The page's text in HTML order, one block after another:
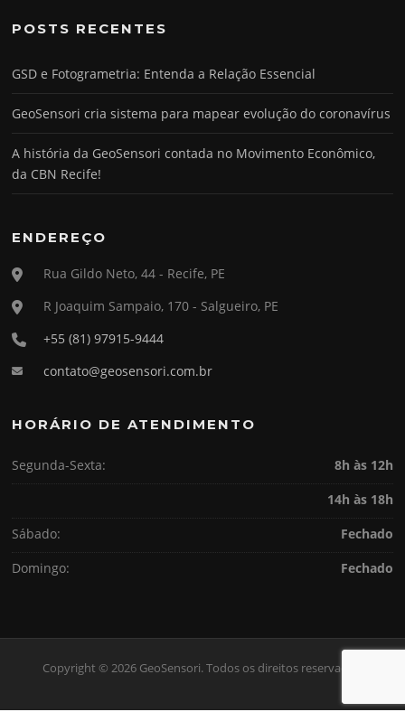
POSTS RECENTES
GSD e Fotogrametria: Entenda a Relação Essencial
GeoSensori cria sistema para mapear evolução do coronavírus
A história da GeoSensori contada no Movimento Econômico,
da CBN Recife!
ENDEREÇO
Rua Gildo Neto, 44 - Recife, PE
R Joaquim Sampaio, 170 - Salgueiro, PE
+55 (81) 97915-9444
contato@geosensori.com.br
HORÁRIO DE ATENDIMENTO
Segunda-Sexta:
8h às 12h
14h às 18h
Sábado:
Fechado
Domingo:
Fechado
Copyright © 2026 GeoSensori. Todos os direitos reservados.